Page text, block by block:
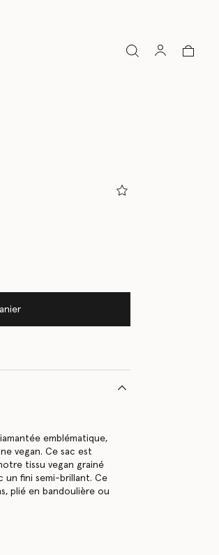
emblématique,
vegan. Ce sac est
tissu vegan grainé
un fini semi-brillant. Ce
plié en bandoulière ou